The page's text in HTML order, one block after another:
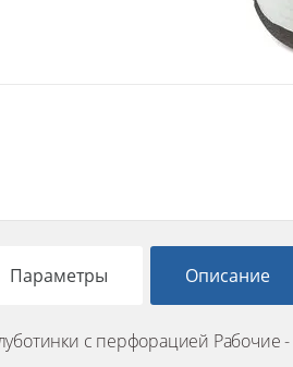
Параметры Описание
с перфорацией Рабочие